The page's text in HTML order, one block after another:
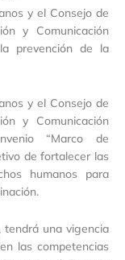
y el Consejo de
y Comunicación
prevención de la
y el Consejo de
y Comunicación
“Marco de
de fortalecer las
humanos para
tendrá una vigencia
las competencias